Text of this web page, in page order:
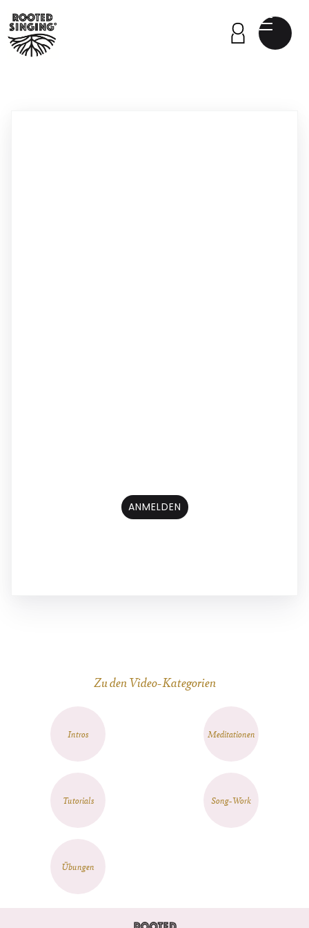
ANMELDEN
Zu den Video-Kategorien
Intros
Tutorials
Übungen
Meditationen
Song-Work